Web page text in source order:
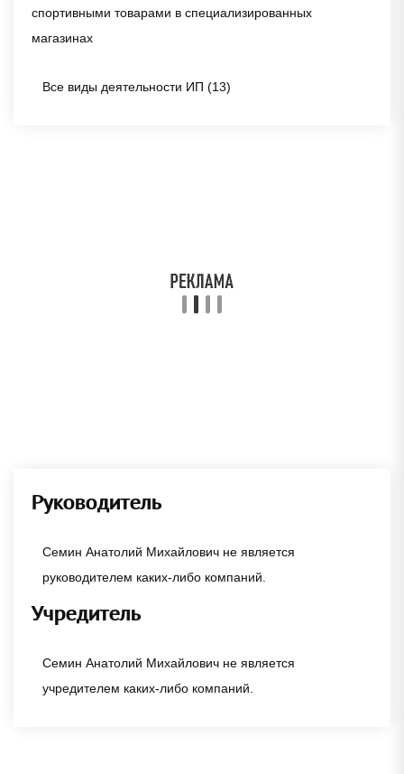
спортивными товарами в специализированных
магазинах
Все виды деятельности ИП (13)
Руководитель
Семин Анатолий Михайлович не является
руководителем каких-либо компаний.
Учредитель
Семин Анатолий Михайлович не является
учредителем каких-либо компаний.